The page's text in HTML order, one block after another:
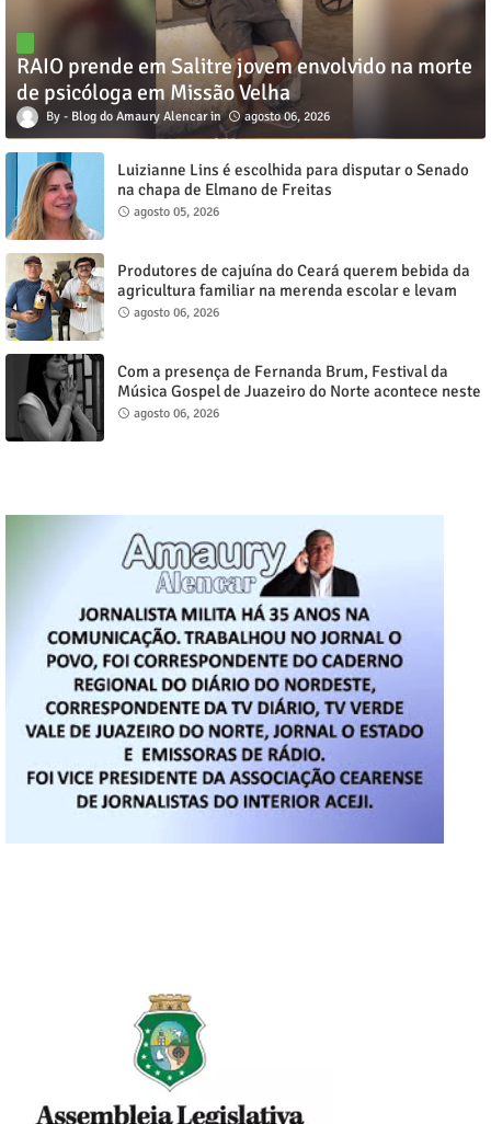
RAIO prende em Salitre jovem envolvido na morte
de psicóloga em Missão Velha
Blog do Amaury Alencar agosto 06, 2026
Luizianne Lins é escolhida para disputar o Senado
na chapa de Elmano de Freitas
agosto 05, 2026
Produtores de cajuína do Ceará querem bebida da
agricultura familiar na merenda escolar e levam
reivindicação à agenda política
agosto 06, 2026
Com a presença de Fernanda Brum, Festival da
Música Gospel de Juazeiro do Norte acontece neste
sábado, 8
agosto 06, 2026